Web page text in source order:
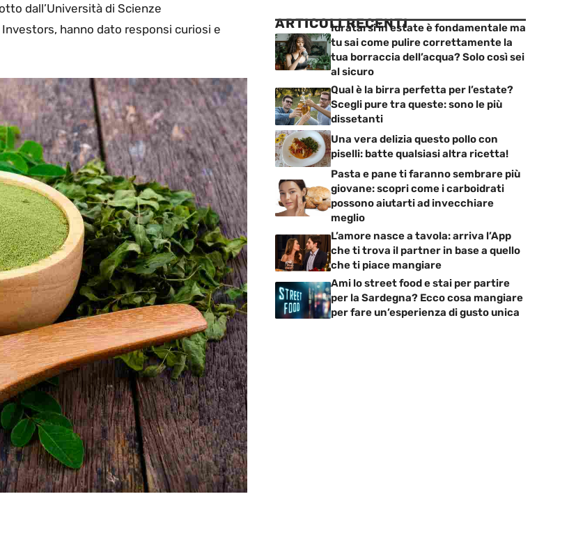
dall’Università di Scienze
hanno dato responsi curiosi e
ARTICOLI RECENTI
Idratarsi in estate è fondamentale ma
tu sai come pulire correttamente la
tua borraccia dell’acqua? Solo così sei
al sicuro
Qual è la birra perfetta per l’estate?
Scegli pure tra queste: sono le più
dissetanti
Una vera delizia questo pollo con
piselli: batte qualsiasi altra ricetta!
Pasta e pane ti faranno sembrare più
giovane: scopri come i carboidrati
possono aiutarti ad invecchiare
meglio
L’amore nasce a tavola: arriva l’App
che ti trova il partner in base a quello
che ti piace mangiare
Ami lo street food e stai per partire
per la Sardegna? Ecco cosa mangiare
per fare un’esperienza di gusto unica